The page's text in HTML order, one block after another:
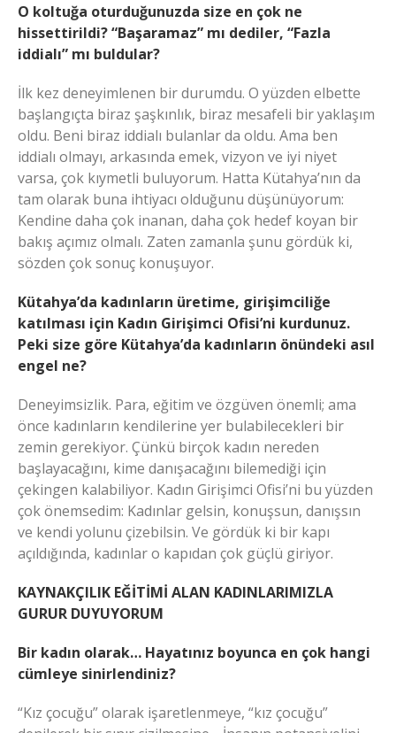
O koltuğa oturduğunuzda size en çok ne
hissettirildi? “Başaramaz” mı dediler, “Fazla
iddialı” mı buldular?
İlk kez deneyimlenen bir durumdu. O yüzden elbette
başlangıçta biraz şaşkınlık, biraz mesafeli bir yaklaşım
oldu. Beni biraz iddialı bulanlar da oldu. Ama ben
iddialı olmayı, arkasında emek, vizyon ve iyi niyet
varsa, çok kıymetli buluyorum. Hatta Kütahya’nın da
tam olarak buna ihtiyacı olduğunu düşünüyorum:
Kendine daha çok inanan, daha çok hedef koyan bir
bakış açımız olmalı. Zaten zamanla şunu gördük ki,
sözden çok sonuç konuşuyor.
Kütahya’da kadınların üretime, girişimciliğe
katılması için Kadın Girişimci Ofisi’ni kurdunuz.
Peki size göre Kütahya’da kadınların önündeki asıl
engel ne?
Deneyimsizlik. Para, eğitim ve özgüven önemli; ama
önce kadınların kendilerine yer bulabilecekleri bir
zemin gerekiyor. Çünkü birçok kadın nereden
başlayacağını, kime danışacağını bilemediği için
çekingen kalabiliyor. Kadın Girişimci Ofisi’ni bu yüzden
çok önemsedim: Kadınlar gelsin, konuşsun, danışsın
ve kendi yolunu çizebilsin. Ve gördük ki bir kapı
açıldığında, kadınlar o kapıdan çok güçlü giriyor.
KAYNAKÇILIK EĞİTİMİ ALAN KADINLARIMIZLA
GURUR DUYUYORUM
Bir kadın olarak… Hayatınız boyunca en çok hangi
cümleye sinirlendiniz?
“Kız çocuğu” olarak işaretlenmeye, “kız çocuğu”